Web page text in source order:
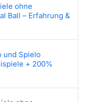
ohne
Ball – Erfahrung &
und Spielo
+ 200%